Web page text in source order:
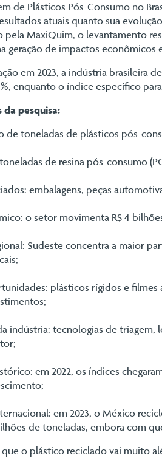
de Plásticos Pós-Consumo no
atuais quanto sua
pela MaxiQuim, o levantamento
geração de impactos econômicos
em 2023, a indústria brasileira
enquanto o índice específico
da pesquisa:
de toneladas de plásticos pós-
de resina pós-consumo
embalagens, peças
o setor movimenta R$ 4
Sudeste concentra a maior
plásticos rígidos e
indústria: tecnologias de triagem,
em 2022, os índices
em 2023, o México
de toneladas, embora com
o plástico reciclado vai muito